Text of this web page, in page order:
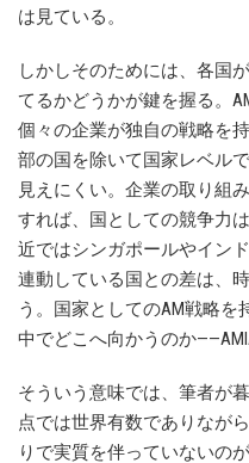
は見ている。
しかしそのためには、各国
てるかどうかが鍵を握る。
個々の企業が独自の戦略を
部の国を除いて国家レベル
見えにくい。企業の取り組
すれば、国としての競争力
近ではシンガポールやイン
連動している国との差は、
う。国家としてのAM戦略
中でどこへ向かうのか
そういう意味では、筆者が
点では世界有数でありなが
りで実質を伴っていないの